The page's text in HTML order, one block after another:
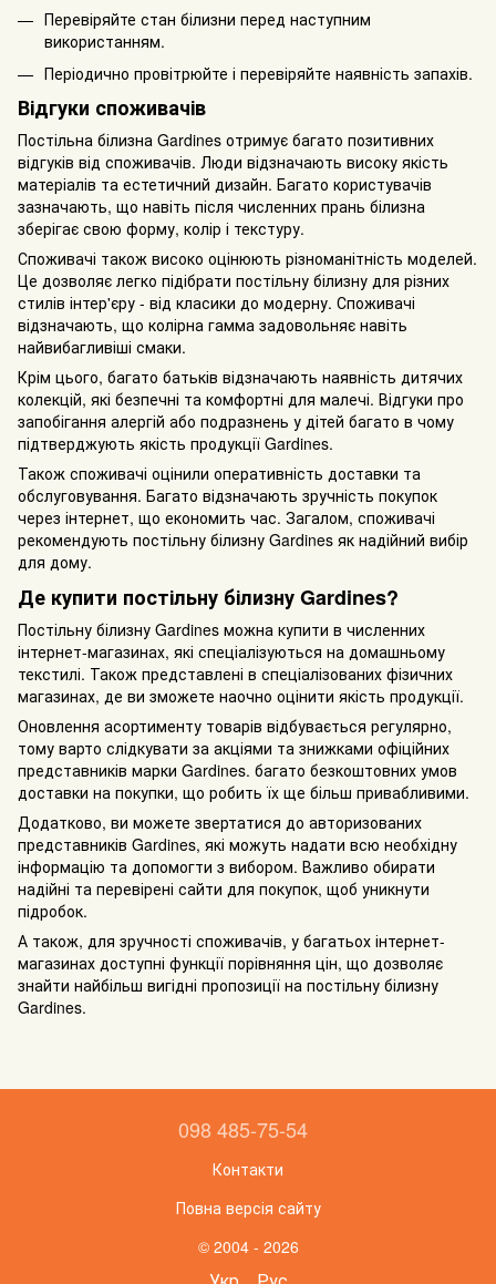
Перевіряйте стан білизни перед наступним
використанням.
Періодично провітрюйте і перевіряйте наявність запахів.
Відгуки споживачів
Постільна білизна Gardines отримує багато позитивних
відгуків від споживачів. Люди відзначають високу якість
матеріалів та естетичний дизайн. Багато користувачів
зазначають, що навіть після численних прань білизна
зберігає свою форму, колір і текстуру.
Споживачі також високо оцінюють різноманітність моделей.
Це дозволяє легко підібрати постільну білизну для різних
стилів інтер'єру - від класики до модерну. Споживачі
відзначають, що колірна гамма задовольняє навіть
найвибагливіші смаки.
Крім цього, багато батьків відзначають наявність дитячих
колекцій, які безпечні та комфортні для малечі. Відгуки про
запобігання алергій або подразнень у дітей багато в чому
підтверджують якість продукції Gardines.
Також споживачі оцінили оперативність доставки та
обслуговування. Багато відзначають зручність покупок
через інтернет, що економить час. Загалом, споживачі
рекомендують постільну білизну Gardines як надійний вибір
для дому.
Де купити постільну білизну Gardines?
Постільну білизну Gardines можна купити в численних
інтернет-магазинах, які спеціалізуються на домашньому
текстилі. Також представлені в спеціалізованих фізичних
магазинах, де ви зможете наочно оцінити якість продукції.
Оновлення асортименту товарів відбувається регулярно,
тому варто слідкувати за акціями та знижками офіційних
представників марки Gardines. багато безкоштовних умов
доставки на покупки, що робить їх ще більш привабливими.
Додатково, ви можете звертатися до авторизованих
представників Gardines, які можуть надати всю необхідну
інформацію та допомогти з вибором. Важливо обирати
надійні та перевірені сайти для покупок, щоб уникнути
підробок.
А також, для зручності споживачів, у багатьох інтернет-
магазинах доступні функції порівняння цін, що дозволяє
знайти найбільш вигідні пропозиції на постільну білизну
Gardines.
098 485-75-54
Контакти
Повна версія сайту
© 2004 - 2026